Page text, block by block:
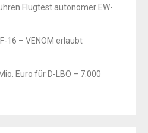
Flugtest autonomer EW-
16 – VENOM erlaubt
Euro für D-LBO – 7.000